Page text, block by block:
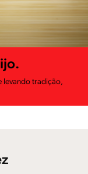
levando tradição,